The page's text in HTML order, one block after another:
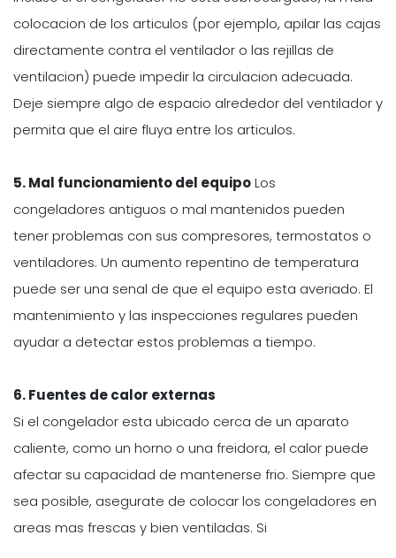
colocacion de los articulos (por ejemplo, apilar las cajas
directamente contra el ventilador o las rejillas de
ventilacion) puede impedir la circulacion adecuada.
Deje siempre algo de espacio alrededor del ventilador y
permita que el aire fluya entre los articulos.
5. Mal funcionamiento del equipoLos
congeladores antiguos o mal mantenidos pueden
tener problemas con sus compresores, termostatos o
ventiladores. Un aumento repentino de temperatura
puede ser una senal de que el equipo esta averiado. El
mantenimiento y las inspecciones regulares pueden
ayudar a detectar estos problemas a tiempo.
6. Fuentes de calor externas
Si el congelador esta ubicado cerca de un aparato
caliente, como un horno o una freidora, el calor puede
afectar su capacidad de mantenerse frio. Siempre que
sea posible, asegurate de colocar los congeladores en
areas mas frescas y bien ventiladas. Si